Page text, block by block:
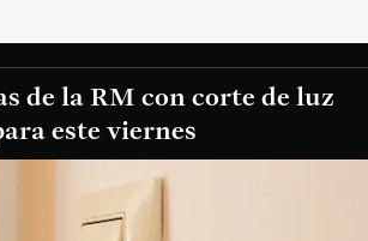
de la RM con corte de luz
este viernes